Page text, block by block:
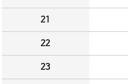
21
22
23